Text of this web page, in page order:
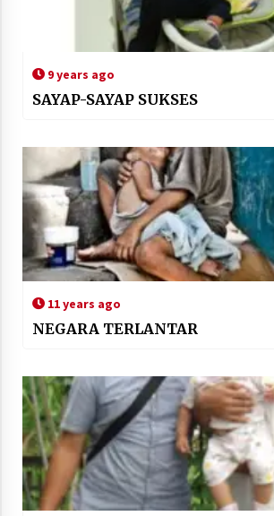
9 years ago
SAYAP-SAYAP SUKSES
11 years ago
NEGARA TERLANTAR